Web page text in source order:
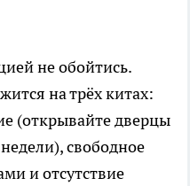
не обойтись.
на трёх китах:
(открывайте дверцы
свободное
и отсутствие